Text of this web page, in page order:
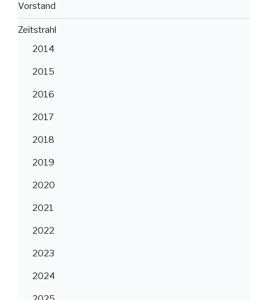
Vorstand
Zeitstrahl
2014
2015
2016
2017
2018
2019
2020
2021
2022
2023
2024